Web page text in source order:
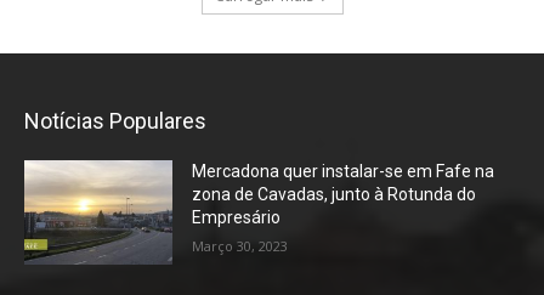
Notícias Populares
Mercadona quer instalar-se em Fafe na
zona de Cavadas, junto à Rotunda do
Empresário
Março 30, 2023